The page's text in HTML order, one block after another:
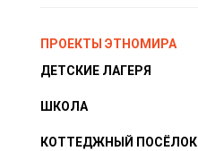
ПРОЕКТЫ ЭТНОМИРА
ДЕТСКИЕ ЛАГЕРЯ
ШКОЛА
КОТТЕДЖНЫЙ ПОСЁЛОК